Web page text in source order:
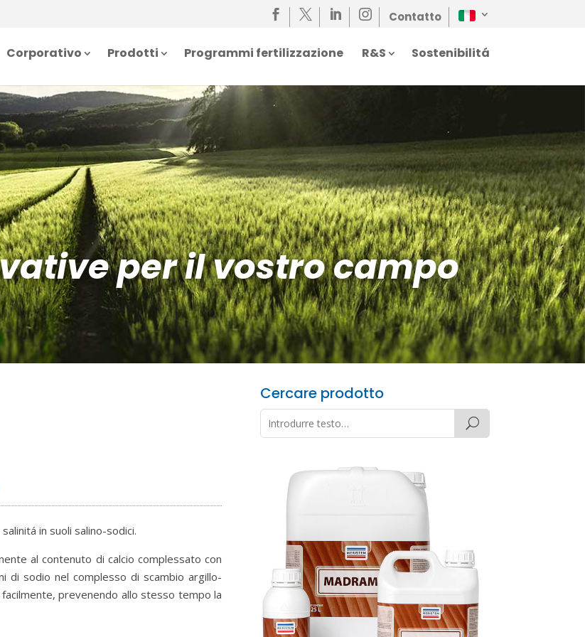
    Contatto
Corporativo Prodotti Programmi fertilizzazione R&S Sostenibilitá
per il vostro campo
in suoli salino-sodici.
al contenuto di calcio complessato con
di sodio nel complesso di scambio argillo-
prevenendo allo stesso tempo la
Cercare prodotto